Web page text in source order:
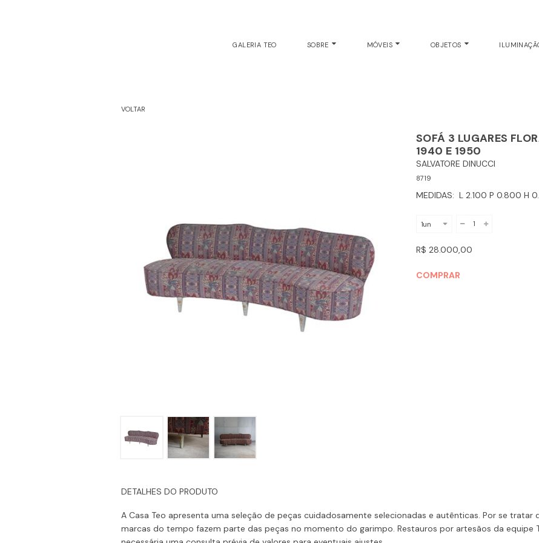
GALERIA TEO SOBRE MÓVEIS OBJETOS
VOLTAR
SOFÁ 3 LUGARES
1940 E 1950
SALVATORE DINUCCI
8719
MEDIDAS: L 2.100 P 0.800 H
R$ 28.000,00
COMPRAR
DETALHES DO PRODUTO
A Casa Teo apresenta uma seleção de peças cuidadosamente selecionadas e autênticas. Por se tratar
marcas do tempo fazem parte das peças no momento do garimpo. Restauros por artesãos da equipe